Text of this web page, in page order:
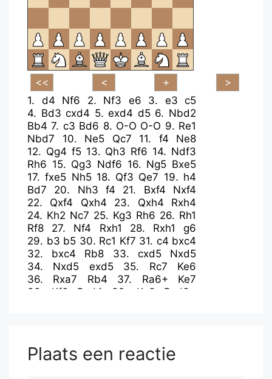
1. d4 Nf6 2. Nf3 e6 3. e3 c5
4. Bd3 cxd4 5.exd4 d5 6. Nbd2
Bb4 7. c3 Bd6 8. O-O O-O 9. Re1
Nbd7
10. Ne5 Qc7 11. f4
Ne8
12. Qg4 f5 13. Qh3 Rf6 14. Ndf3
Rh6 15. Qg3 Ndf6 16. Ng5 Bxe5
17.fxe5 Nh5 18. Qf3 Qe7 19. h4
Bd7
20. Nh3 f4 21. Bxf4
Nxf4
22. Qxf4 Qxh4 23. Qxh4
Rxh4
24. Kh2 Nc7 25. Kg3 Rh6 26. Rh1
Rf8
27. Nf4 Rxh1 28. Rxh1
g6
29. b3 b5 30. Rc1 Kf7 31. c4 bxc4
32. bxc4 Rb8 33. cxd5
Nxd5
34. Nxd5 exd5 35. Rc7
Ke6
36. Rxa7 Rb4 37. Ra6+
Ke7
38. Kf3 Rxd4 39. Ke3
Rxd3+
Plaats een reactie